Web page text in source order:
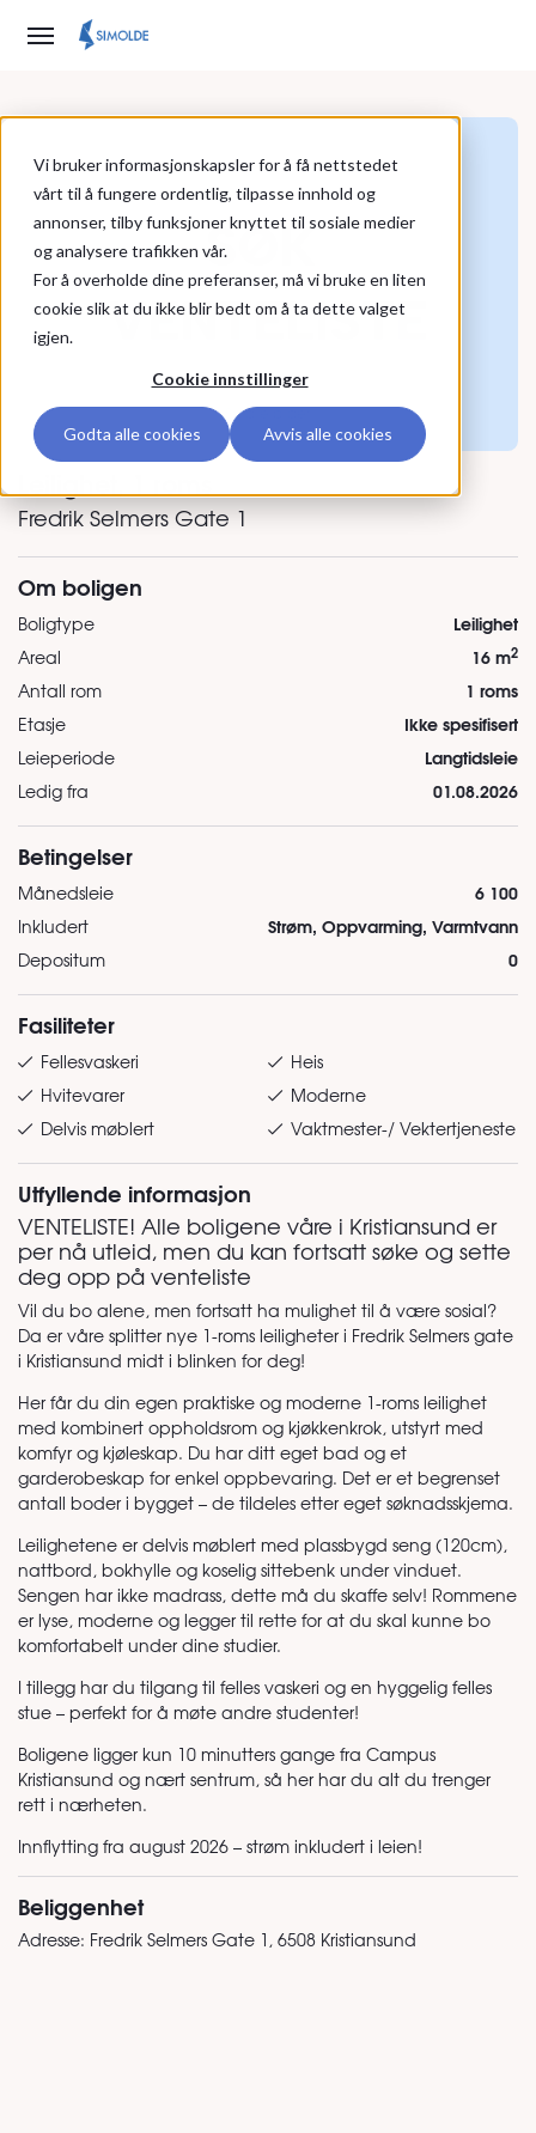
Vi bruker informasjonskapsler for å få nettstedet
vårt til å fungere ordentlig, tilpasse innhold og
annonser, tilby funksjoner knyttet til sosiale medier
og analysere trafikken vår.
For å overholde dine preferanser, må vi bruke en liten
cookie slik at du ikke blir bedt om å ta dette valget
igjen.
Cookie innstillinger
Godta alle cookies Avvis alle cookies
Se alle bilder
Fredrik Selmers Gate 1
Om boligen
Boligtype Leilighet
Areal 16 m2
Antall rom 1 roms
Etasje Ikke spesifisert
Leieperiode Langtidsleie
Ledig fra 01.08.2026
Betingelser
Månedsleie 6 100
Inkludert Strøm, Oppvarming, Varmtvann
Depositum 0
Fasiliteter
Fellesvaskeri
Heis
Hvitevarer
Moderne
Delvis møblert
Vaktmester-/ Vektertjeneste
Utfyllende informasjon
VENTELISTE! Alle boligene våre i Kristiansund er
per nå utleid, men du kan fortsatt søke og sette
deg opp på venteliste
Vil du bo alene, men fortsatt ha mulighet til å være sosial?
Da er våre splitter nye 1-roms leiligheter i Fredrik Selmers gate
i Kristiansund midt i blinken for deg!
Her får du din egen praktiske og moderne 1-roms leilighet
med kombinert oppholdsrom og kjøkkenkrok, utstyrt med
komfyr og kjøleskap. Du har ditt eget bad og et
garderobeskap for enkel oppbevaring. Det er et begrenset
antall boder i bygget – de tildeles etter eget søknadsskjema.
Leilighetene er delvis møblert med plassbygd seng (120cm),
nattbord, bokhylle og koselig sittebenk under vinduet.
Sengen har ikke madrass, dette må du skaffe selv! Rommene
er lyse, moderne og legger til rette for at du skal kunne bo
komfortabelt under dine studier.
I tillegg har du tilgang til felles vaskeri og en hyggelig felles
stue – perfekt for å møte andre studenter!
Boligene ligger kun 10 minutters gange fra Campus
Kristiansund og nært sentrum, så her har du alt du trenger
rett i nærheten.
Innflytting fra august 2026 – strøm inkludert i leien!
Beliggenhet
Adresse: Fredrik Selmers Gate 1, 6508 Kristiansund